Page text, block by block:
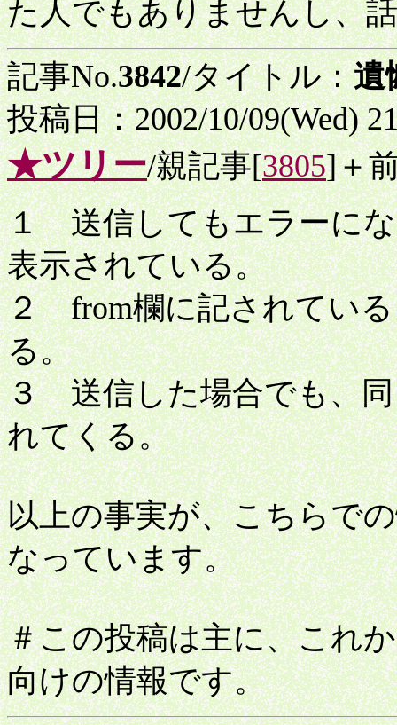
た人でもありませんし、
記事No.3842/タイトル：遺
投稿日：2002/10/09(Wed)
★ツリー/親記事[3805]＋
１ 送信してもエラーに
表示されている。
２ from欄に記されてい
る。
３ 送信した場合でも、同
れてくる。
以上の事実が、こちらで
なっています。
＃この投稿は主に、これ
向けの情報です。